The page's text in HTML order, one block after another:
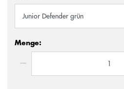
Menge: